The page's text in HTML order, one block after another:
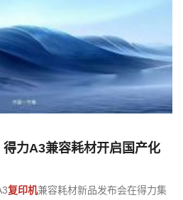
力A3兼容耗材开启国产化
复印机兼容耗材新品发布会在得力集